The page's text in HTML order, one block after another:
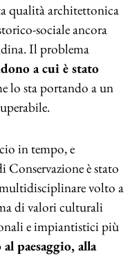
qualità architettonica
sociale ancora
Il problema
a cui è stato
lo sta portando a un
in tempo, e
è stato
volto a
di valori culturali
e impiantistici più
paesaggio, alla